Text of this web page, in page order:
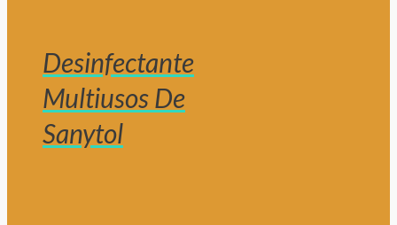
Desinfectante
Multiusos De
Sanytol